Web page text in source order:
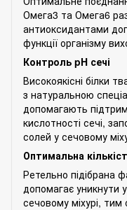
Омега3 та Омега6
антиоксидантами
функції організму
Контроль pH сечі
Високоякісні білки
з натуральною
допомагають
кислотності сечі,
солей у сечовому
Оптимальна
Ретельно підібрана
допомагає уникнути
сечовому міхурі,